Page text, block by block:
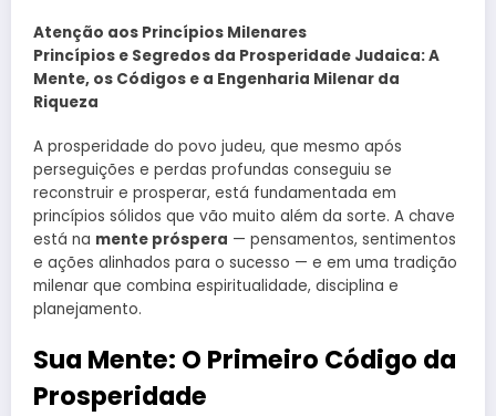
Atenção aos Princípios Milenares
Princípios e Segredos da Prosperidade Judaica: A
Mente, os Códigos e a Engenharia Milenar da
Riqueza
A prosperidade do povo judeu, que mesmo após
perseguições e perdas profundas conseguiu se
reconstruir e prosperar, está fundamentada em
princípios sólidos que vão muito além da sorte. A chave
está na mente próspera — pensamentos, sentimentos
e ações alinhados para o sucesso — e em uma tradição
milenar que combina espiritualidade, disciplina e
planejamento.
Sua Mente: O Primeiro Código da
Prosperidade